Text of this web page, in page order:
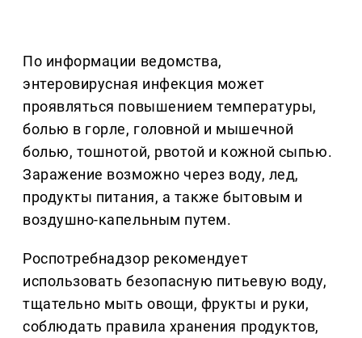
По информации ведомства,
энтеровирусная инфекция может
проявляться повышением температуры,
болью в горле, головной и мышечной
болью, тошнотой, рвотой и кожной сыпью.
Заражение возможно через воду, лед,
продукты питания, а также бытовым и
воздушно-капельным путем.
Роспотребнадзор рекомендует
использовать безопасную питьевую воду,
тщательно мыть овощи, фрукты и руки,
соблюдать правила хранения продуктов,